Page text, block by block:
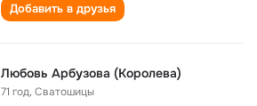
Добавить в друзья
Любовь Арбузова (Королева)
71 год,Сватошицы